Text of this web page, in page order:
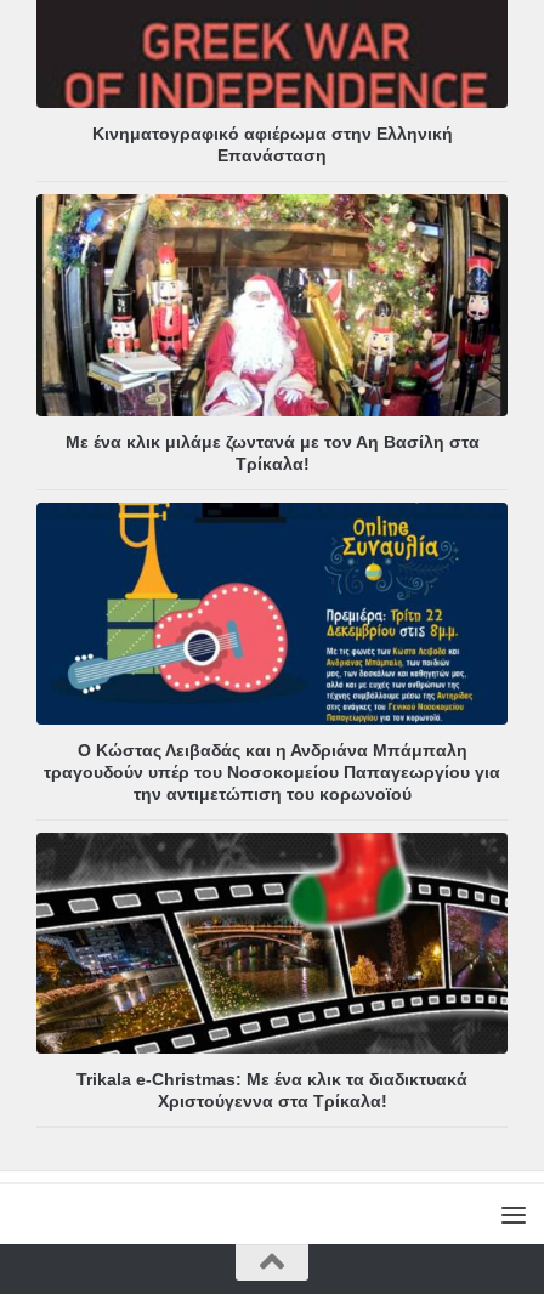
Κινηματογραφικό αφιέρωμα στην Ελληνική
Επανάσταση
Με ένα κλικ μιλάμε ζωντανά με τον Αη Βασίλη στα
Τρίκαλα!
Ο Κώστας Λειβαδάς και η Ανδριάνα Μπάμπαλη
τραγουδούν υπέρ του Νοσοκομείου Παπαγεωργίου για
την αντιμετώπιση του κορωνοϊού
Trikala e-Christmas: Με ένα κλικ τα διαδικτυακά
Χριστούγεννα στα Τρίκαλα!